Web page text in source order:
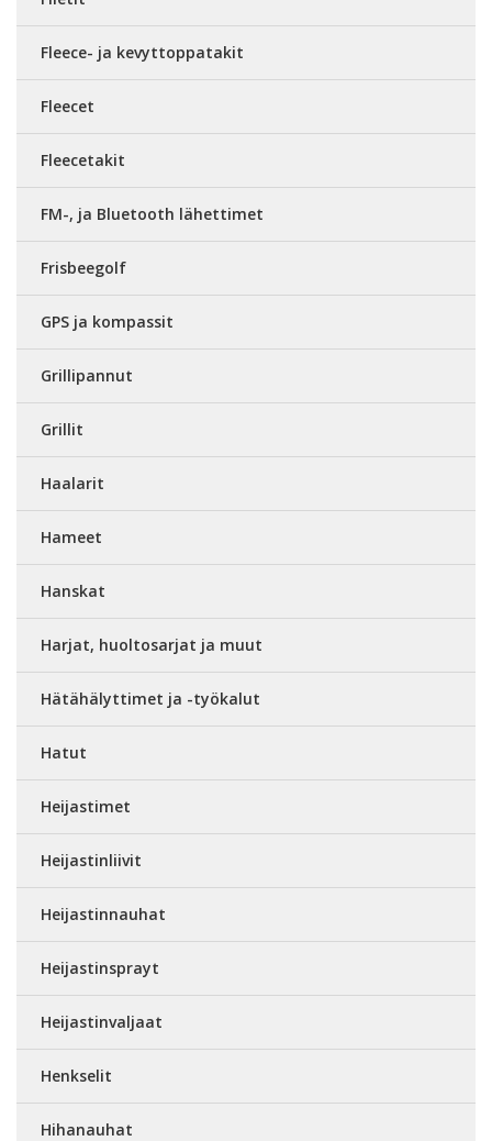
Fleece- ja kevyttoppatakit
Fleecet
Fleecetakit
FM-, ja Bluetooth lähettimet
Frisbeegolf
GPS ja kompassit
Grillipannut
Grillit
Haalarit
Hameet
Hanskat
Harjat, huoltosarjat ja muut
Hätähälyttimet ja -työkalut
Hatut
Heijastimet
Heijastinliivit
Heijastinnauhat
Heijastinsprayt
Heijastinvaljaat
Henkselit
Hihanauhat